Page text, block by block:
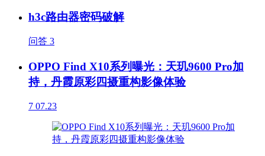
h3c路由器密码破解
问答 3
OPPO Find X10系列曝光：天玑9600 Pro加
持，丹霞原彩四摄重构影像体验
7 07.23